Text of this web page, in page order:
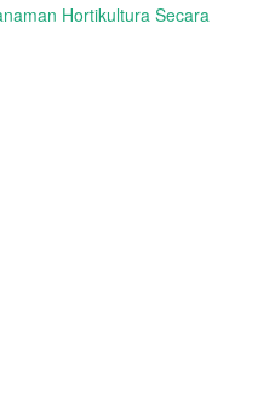
Hortikultura Secara